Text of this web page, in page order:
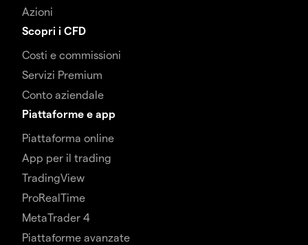
Azioni
Scopri i CFD
Costi e commissioni
Servizi Premium
Conto aziendale
Piattaforme e app
Piattaforma online
App per il trading
TradingView
ProRealTime
MetaTrader 4
Piattaforme avanzate